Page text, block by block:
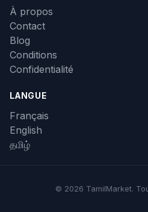
À propos
Contact
Blog
Conditions
Confidentialité
LANGUE
Français
English
தமிழ்
© 2026 TamilMarket.